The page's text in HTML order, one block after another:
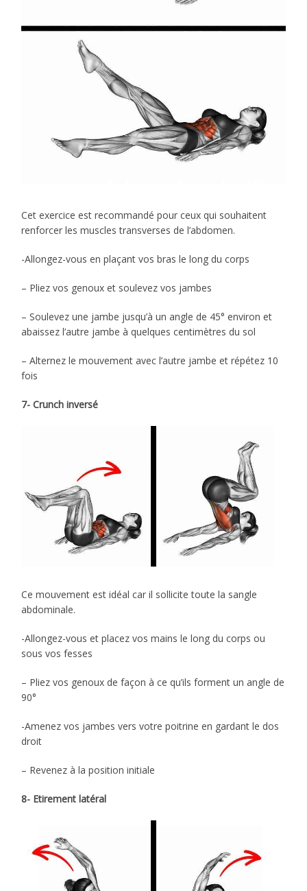
Cet exercice est recommandé pour ceux qui souhaitent
renforcer les muscles transverses de l’abdomen.
-Allongez-vous en plaçant vos bras le long du corps
– Pliez vos genoux et soulevez vos jambes
– Soulevez une jambe jusqu’à un angle de 45° environ et
abaissez l’autre jambe à quelques centimètres du sol
– Alternez le mouvement avec l’autre jambe et répétez 10
fois
7- Crunch inversé
Ce mouvement est idéal car il sollicite toute la sangle
abdominale.
-Allongez-vous et placez vos mains le long du corps ou
sous vos fesses
– Pliez vos genoux de façon à ce qu’ils forment un angle de
90°
-Amenez vos jambes vers votre poitrine en gardant le dos
droit
– Revenez à la position initiale
8- Etirement latéral